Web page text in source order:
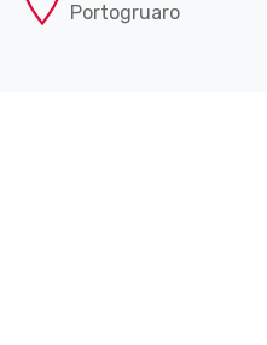
Portogruaro